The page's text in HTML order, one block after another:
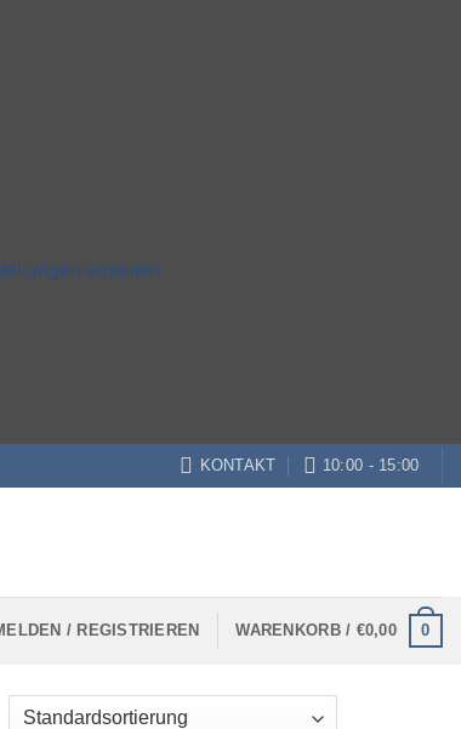
ansehen
KONTAKT 10:00 - 15:00
/ REGISTRIEREN WARENKORB / €0,00 0